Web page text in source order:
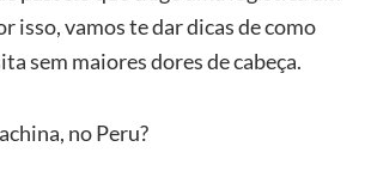
isso, vamos te dar dicas de como
sem maiores dores de cabeça.
no Peru?